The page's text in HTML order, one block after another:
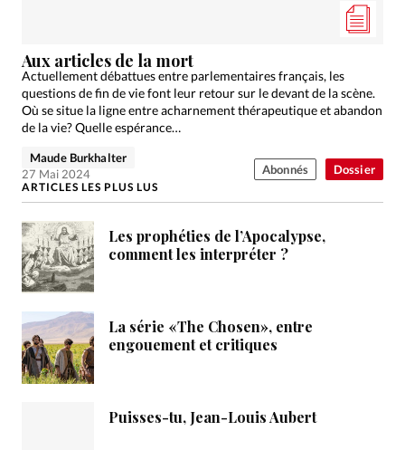
Dossier
Aux articles de la mort
Actuellement débattues entre parlementaires français, les
questions de fin de vie font leur retour sur le devant de la scène.
Où se situe la ligne entre acharnement thérapeutique et abandon
de la vie? Quelle espérance…
Maude Burkhalter
27 Mai 2024
Abonnés
ARTICLES LES PLUS LUS
Les prophéties de l’Apocalypse,
comment les interpréter ?
La série «The Chosen», entre
engouement et critiques
Puisses-tu, Jean-Louis Aubert